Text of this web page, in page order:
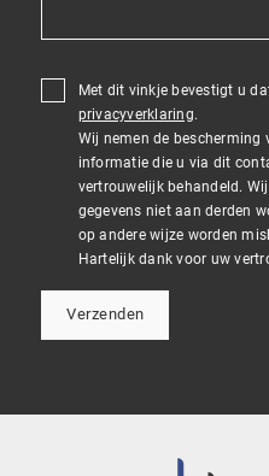
Met dit vinkje bevestigt u
privacyverklaring.
Wij nemen de bescherming
informatie die u via dit
vertrouwelijk behandeld.
gegevens niet aan derden
op andere wijze worden
Hartelijk dank voor uw
Verzenden